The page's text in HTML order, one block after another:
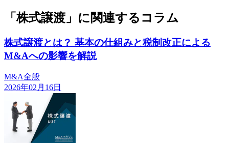
「株式譲渡」に関連するコラム
株式譲渡とは？ 基本の仕組みと税制改正による
M&Aへの影響を解説
M&A全般
2026年02月16日